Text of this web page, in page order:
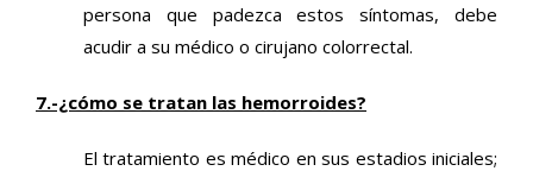
persona que padezca estos síntomas, debe
acudir a su médico o cirujano colorrectal.
7.-¿cómo se tratan las hemorroides?
El tratamiento es médico en sus estadios iniciales;